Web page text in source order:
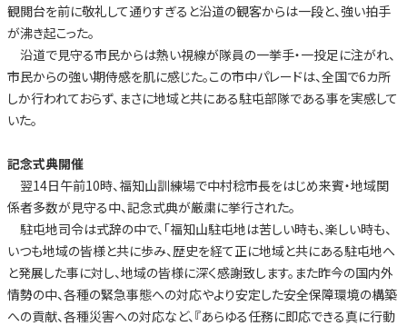
観閲台を前に敬礼して通りすぎると沿道の観客からは一段と、強い拍手
が沸き起こった。
沿道で見守る市民からは熱い視線が隊員の一挙手・一投足に注がれ、
市民からの強い期侍感を肌に感じた。この市中パレードは、全国で6カ所
しか行われておらず、まさに地域と共にある駐屯部隊である事を実感して
いた。
記念式典開催
翌14日午前10時、福知山訓練場で中村稔市長をはじめ来賓・地域関
係者多数が見守る中、記念式典が厳粛に挙行された。
駐屯地司令は式辞の中で、「福知山駐屯地は苦しい時も、楽しい時も、
いつも地域の皆様と共に歩み、歴史を経て正に地域と共にある駐屯地へ
と発展した事に対し、地域の皆様に深く感謝致します。また昨今の国内外
情勢の中、各種の緊急事態への対応やより安定した安全保障環境の構築
への貢献、各種災害への対応など、『あらゆる任務に即応できる真に行動